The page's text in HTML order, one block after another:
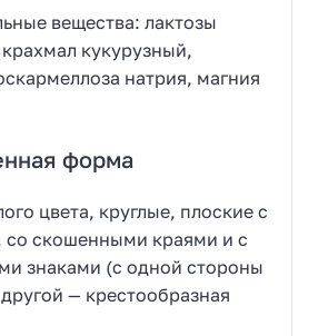
вещества: лактозы
кукурузный,
натрия, магния
форма
цвета, круглые, плоские с
со скошенными краями и с
знаками (с одной стороны
— крестообразная